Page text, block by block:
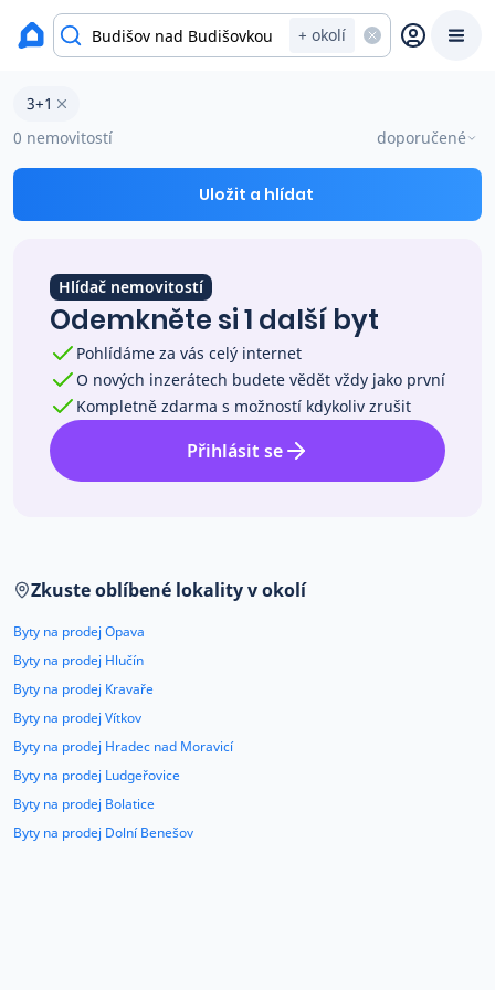
+ okolí
Prodat
Prodej s Reas.cz
Ceny prodaných nemovitostí
Okamžitý výkup
Přehled realitních makléřů
O nás
Kariéra
Kontakt
okres Opava
Byty 3+1 na prodej Budišov nad Budišovkou
3+1
0 nemovitostí
doporučené
Uložit a hlídat
Hlídač nemovitostí
Odemkněte si 1 další byt
Pohlídáme za vás celý internet
O nových inzerátech budete vědět vždy jako první
Kompletně zdarma s možností kdykoliv zrušit
Přihlásit se
Zkuste oblíbené lokality v okolí
Byty na prodej Opava
Byty na prodej Hlučín
Byty na prodej Kravaře
Byty na prodej Vítkov
Byty na prodej Hradec nad Moravicí
Byty na prodej Ludgeřovice
Byty na prodej Bolatice
Byty na prodej Dolní Benešov